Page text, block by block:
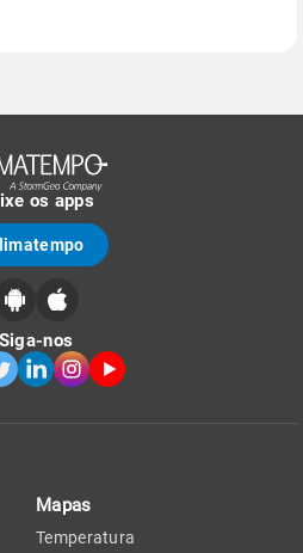
os apps
Siga-nos
Mapas
Temperatura